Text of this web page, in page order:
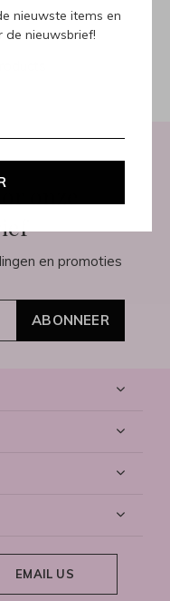
nieuwste items en
de nieuwsbrief!
onze
en promoties
ABONNEER
EMAIL US